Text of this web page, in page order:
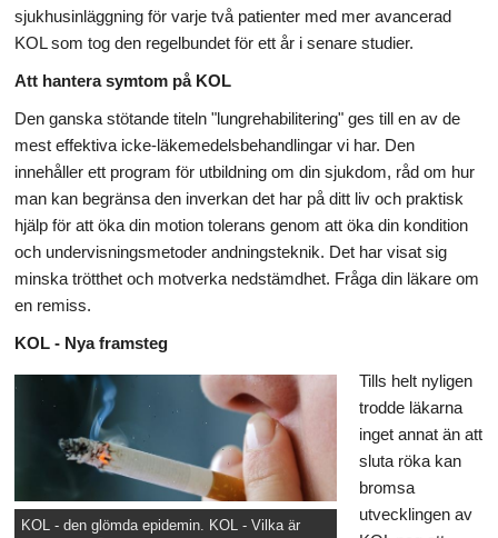
sjukhusinläggning för varje två patienter med mer avancerad
KOL som tog den regelbundet för ett år i senare studier.
Att hantera symtom på KOL
Den ganska stötande titeln "lungrehabilitering" ges till en av de
mest effektiva icke-läkemedelsbehandlingar vi har. Den
innehåller ett program för utbildning om din sjukdom, råd om hur
man kan begränsa den inverkan det har på ditt liv och praktisk
hjälp för att öka din motion tolerans genom att öka din kondition
och undervisningsmetoder andningsteknik. Det har visat sig
minska trötthet och motverka nedstämdhet. Fråga din läkare om
en remiss.
KOL - Nya framsteg
KOL - den glömda epidemin. KOL - Vilka är
Tills helt nyligen
trodde läkarna
inget annat än att
sluta röka kan
bromsa
utvecklingen av